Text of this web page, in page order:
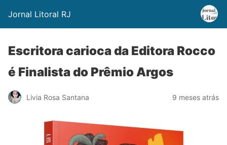
Jornal Litoral RJ
Escritora carioca da Editora Rocco
é Finalista do Prêmio Argos
Livia Rosa Santana 9 meses atrás